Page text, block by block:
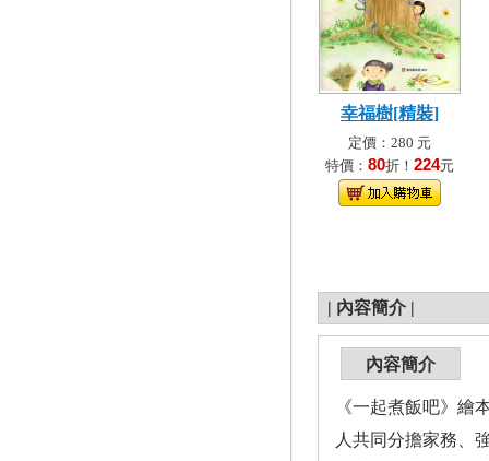
幸福樹[精裝]
定價：280 元
特價： 80折！ 224元
| 內容簡介 |
內容簡介
《一起煮飯吧》繪
人共同分擔家務、